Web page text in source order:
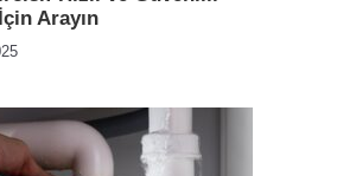
Arayın